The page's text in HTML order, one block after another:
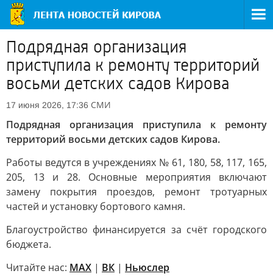
Подрядная организация
приступила к ремонту территорий
восьми детских садов Кирова
17 июня 2026, 17:36 СМИ
Подрядная организация приступила к ремонту
территорий восьми детских садов Кирова.
Работы ведутся в учреждениях № 61, 180, 58, 117, 165,
205, 13 и 28. Основные мероприятия включают
замену покрытия проездов, ремонт тротуарных
частей и установку бортового камня.
Благоустройство финансируется за счёт городского
бюджета.
Читайте нас: MAX | ВК | Ньюслер